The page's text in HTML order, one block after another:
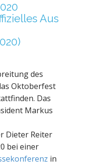
Aus
des
Oktoberfest
Das
Markus
Dieter Reiter
bei einer
in